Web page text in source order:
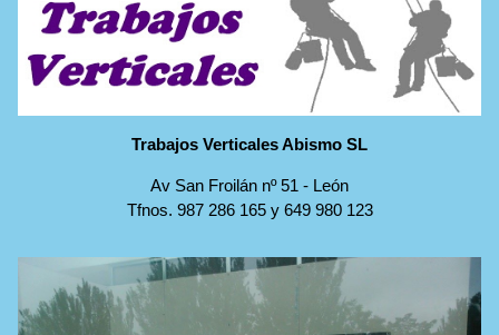
Trabajos Verticales Abismo SL
Av San Froilán nº 51 - León
Tfnos. 987 286 165y 649 980 123